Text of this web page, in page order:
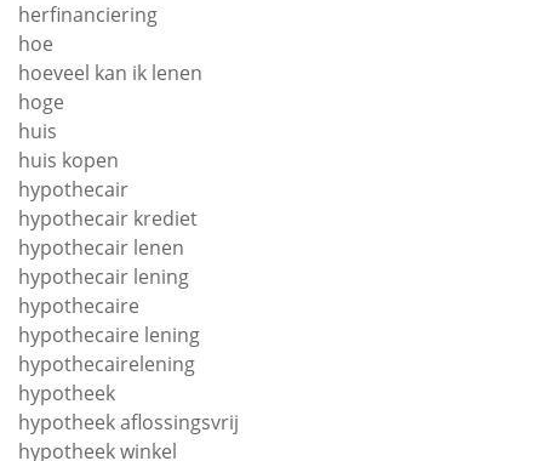
herfinanciering
hoe
hoeveel kan ik lenen
hoge
huis
huis kopen
hypothecair
hypothecair krediet
hypothecair lenen
hypothecair lening
hypothecaire
hypothecaire lening
hypothecairelening
hypotheek
hypotheek aflossingsvrij
hypotheek winkel